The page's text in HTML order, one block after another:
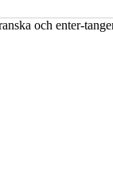
och enter-